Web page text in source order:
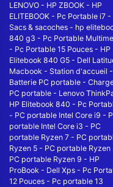
LENOVO - HP ZBOOK - HP
ELITEBOOK - Pc Portable i7 -
Sacs & sacoches - hp
840 g3 - Pc Portable
- Pc Portable 15 Pouces - HP
Elitebook 840 G5 - Dell
Macbook - Station d'accueil -
Batterie PC portable -
PC portable - Lenovo
HP Elitebook 840 - Pc
- PC portable Intel Core i9 -
portable Intel Core i3 - PC
portable Ryzen 7 - PC
Ryzen 5 - PC portable Ryzen
PC portable Ryzen 9 - HP
ProBook - Dell Xps - Pc
12 Pouces - Pc portable 13